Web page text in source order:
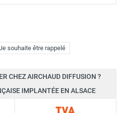
souhaite être rappelé
CHEZ AIRCHAUD DIFFUSION ?
IMPLANTÉE EN ALSACE